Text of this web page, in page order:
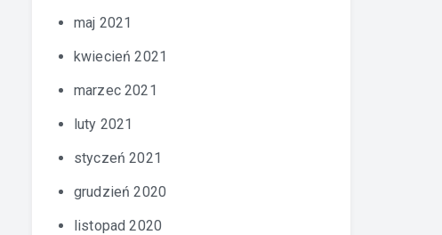
maj 2021
kwiecień 2021
marzec 2021
luty 2021
styczeń 2021
grudzień 2020
listopad 2020